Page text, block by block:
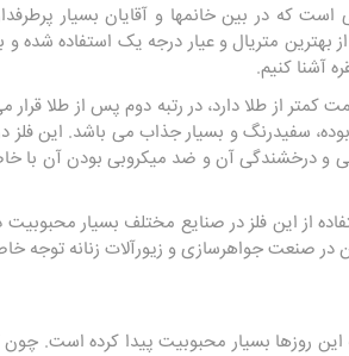
که در بین خانمها و آقایان بسیار
متریال و عیار درجه یک استفاده شده و
آشنا کنیم.
کمتر از طلا دارد، در رتبه دوم پس از طلا
دارای کیفیت بالای بوده، سفیدرنگ و بسیار جذاب می
درخشندگی آن و ضد میکروبی بودن آن با
از این فلز در صنایع مختلف بسیار
آن در صنعت جواهرسازی و زيورآلات زنانه
روزها بسیار محبوبیت پیدا کرده است.